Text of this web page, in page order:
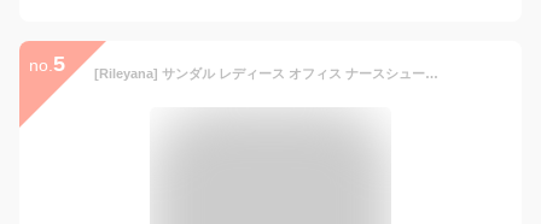
no. 5 [Rileyana] サンダル レディース オフィス ナースシューズ ウェッジ 歩きやすい 通気性 滑り止め 快適 クッション べたんこ 柔軟性 夏 屈曲性 婦人靴 ローヒール 疲れない 痛くない 安定感 看護師シューズ